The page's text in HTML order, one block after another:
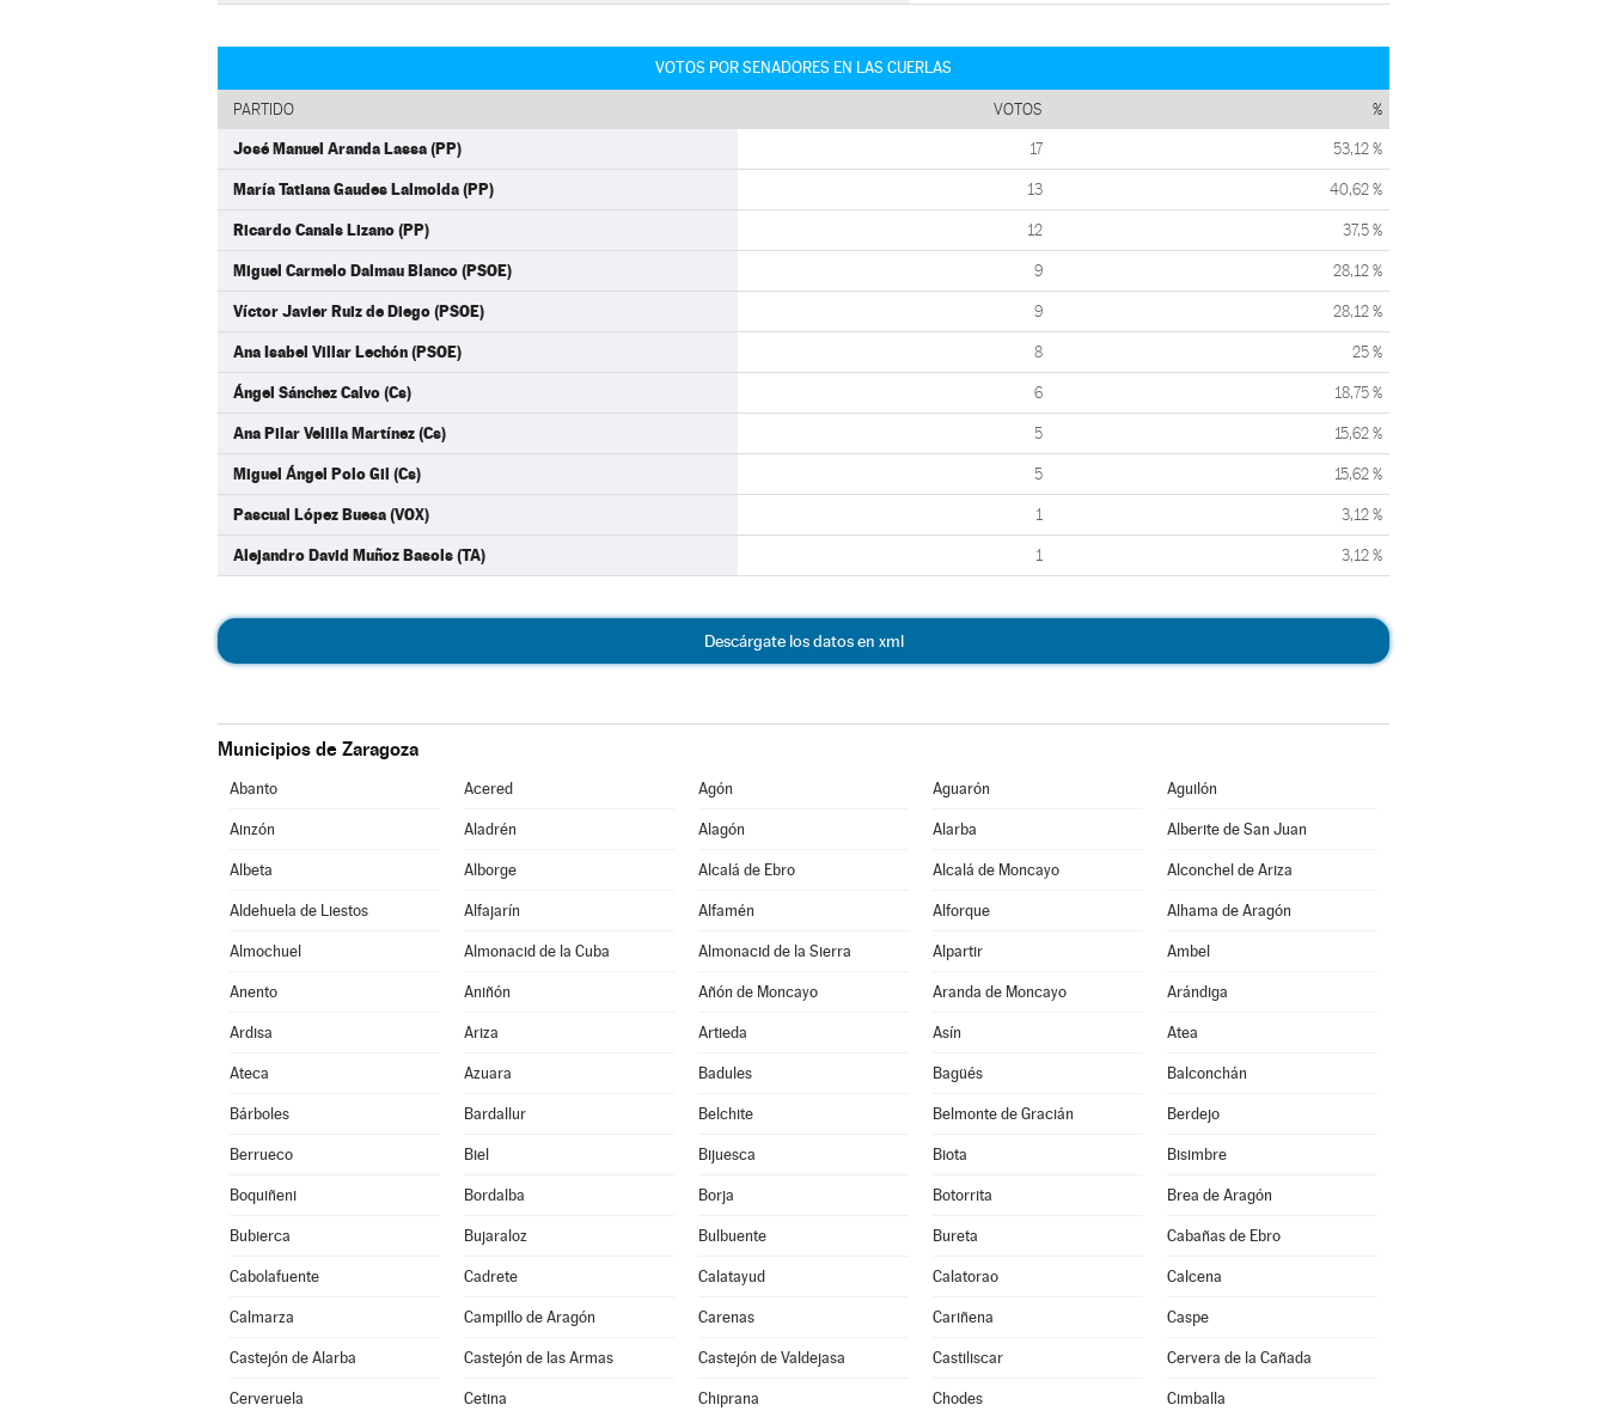
VOTOS POR SENADORES EN LAS CUERLAS
PARTIDO VOTOS %
José Manuel Aranda Lassa (PP) 17 53,12 %
María Tatiana Gaudes Lalmolda (PP) 13 40,62 %
Ricardo Canals Lizano (PP) 12 37,5 %
Miguel Carmelo Dalmau Blanco (PSOE) 9 28,12 %
Víctor Javier Ruiz de Diego (PSOE) 9 28,12 %
Ana Isabel Villar Lechón (PSOE) 8 25 %
Ángel Sánchez Calvo (Cs) 6 18,75 %
Ana Pilar Velilla Martínez (Cs) 5 15,62 %
Miguel Ángel Polo Gil (Cs) 5 15,62 %
Pascual López Buesa (VOX) 1 3,12 %
Alejandro David Muñoz Basols (TA) 1 3,12 %
Descárgate los datos en xml
Municipios de Zaragoza
Abanto Acered Agón Aguarón Aguilón
Ainzón Aladrén Alagón Alarba Alberite de San Juan
Albeta Alborge Alcalá de Ebro Alcalá de Moncayo Alconchel de Ariza
Aldehuela de Liestos Alfajarín Alfamén Alforque Alhama de Aragón
Almochuel Almonacid de la Cuba Almonacid de la Sierra Alpartir Ambel
Anento Aniñón Añón de Moncayo Aranda de Moncayo Arándiga
Ardisa Ariza Artieda Asín Atea
Ateca Azuara Badules Bagüés Balconchán
Bárboles Bardallur Belchite Belmonte de Gracián Berdejo
Berrueco Biel Bijuesca Biota Bisimbre
Boquiñeni Bordalba Borja Botorrita Brea de Aragón
Bubierca Bujaraloz Bulbuente Bureta Cabañas de Ebro
Cabolafuente Cadrete Calatayud Calatorao Calcena
Calmarza Campillo de Aragón Carenas Cariñena Caspe
Castejón de Alarba Castejón de las Armas Castejón de Valdejasa Castiliscar Cervera de la Cañada
Cerveruela Cetina Chiprana Chodes Cimballa